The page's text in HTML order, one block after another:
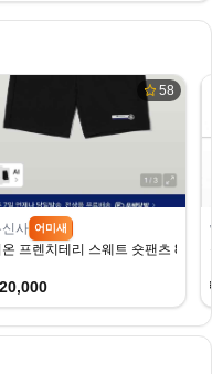
58
신사 어미새
프렌치테리 스웨트 숏팬츠 8천원